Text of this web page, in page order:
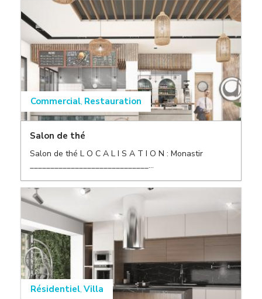
Commercial, Restauration
Salon de thé
Salon de thé L O C A L I S A T I O N : Monastir
_____________________________...
Résidentiel, Villa